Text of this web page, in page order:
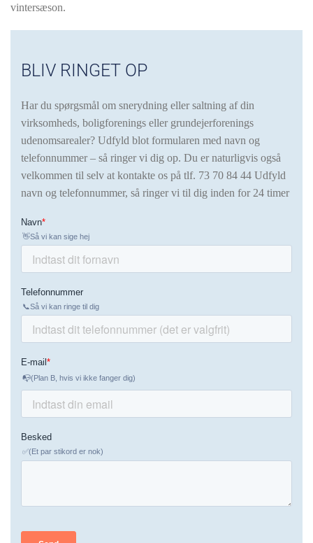
vintersæson.
BLIV RINGET OP
Har du spørgsmål om snerydning eller saltning af din
virksomheds, boligforenings eller grundejerforenings
udenomsarealer? Udfyld blot formularen med navn og
telefonnummer – så ringer vi dig op. Du er naturligvis også
velkommen til selv at kontakte os på tlf. 73 70 84 44 Udfyld
navn og telefonnummer, så ringer vi til dig inden for 24 timer